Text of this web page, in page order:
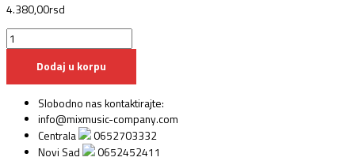
4.380,00rsd
Dodaj u korpu
Slobodno nas kontaktirajte:
info@mixmusic-company.com
Centrala
0652703332
Novi Sad
0652452411